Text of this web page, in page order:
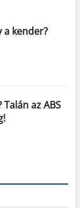
a kender?
az ABS